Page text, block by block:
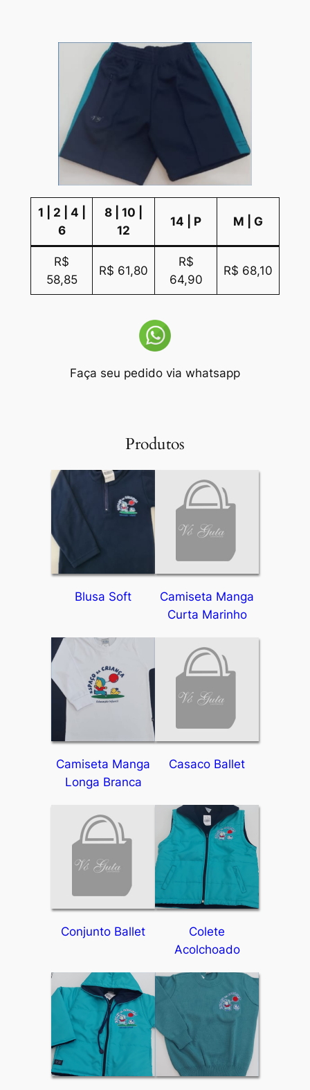
1 | 2 | 4 |
6
8 | 10 |
12
14 | P M | G
R$
58,85
R$ 61,80
R$
64,90
R$ 68,10
Faça seu pedido via whatsapp
Produtos
Blusa Soft
Camiseta Manga
Curta Marinho
Camiseta Manga
Longa Branca
Casaco Ballet
Conjunto Ballet
Colete
Acolchoado